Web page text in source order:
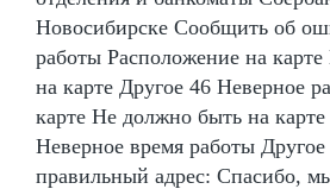
Новосибирске Сообщить об
работы Расположение на
на карте Другое 46 Неверное
карте Не должно быть на
Неверное время работы
правильный адрес: Спасибо,